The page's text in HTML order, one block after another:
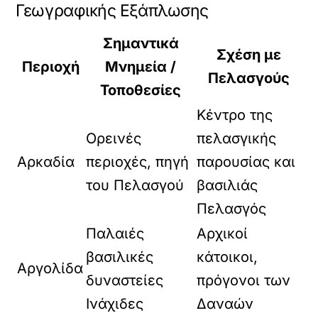
Γεωγραφικής Εξάπλωσης
Περιοχή
Σημαντικά
Μνημεία /
Τοποθεσίες
Σχέση με
Πελασγούς
Αρκαδία
Ορεινές
περιοχές, πηγή
του Πελασγού
Κέντρο της
πελασγικής
παρουσίας και
βασιλιάς
Πελασγός
Αργολίδα
Παλαιές
βασιλικές
δυναστείες
Ινάχιδες
Αρχικοί
κάτοικοι,
πρόγονοι των
Δαναών